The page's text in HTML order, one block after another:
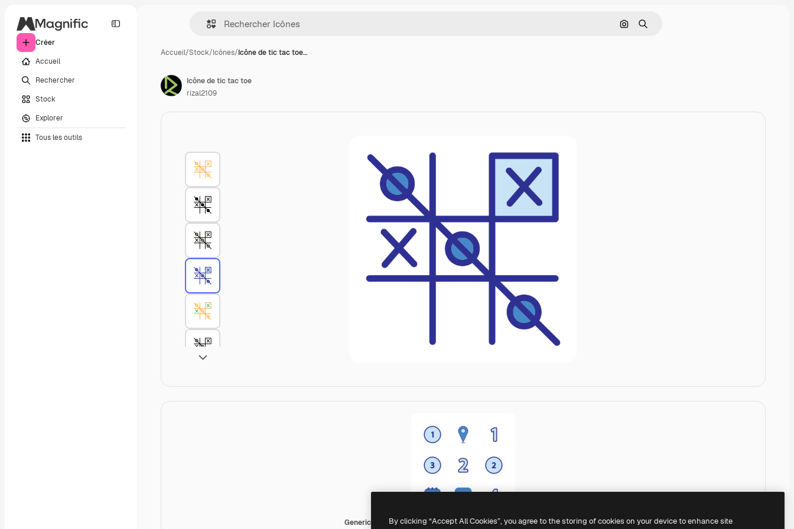
Créer
Accueil
Rechercher
Stock
Explorer
Tous les outils
Rechercher par image
Rechercher
Accueil/Stock/Icônes/Icône de tic tac toe…
Generic Blue
Icône de tic tac toe
rizal2109
By clicking “Accept All Cookies”, you agree to the storing of cookies on your device to enhance site